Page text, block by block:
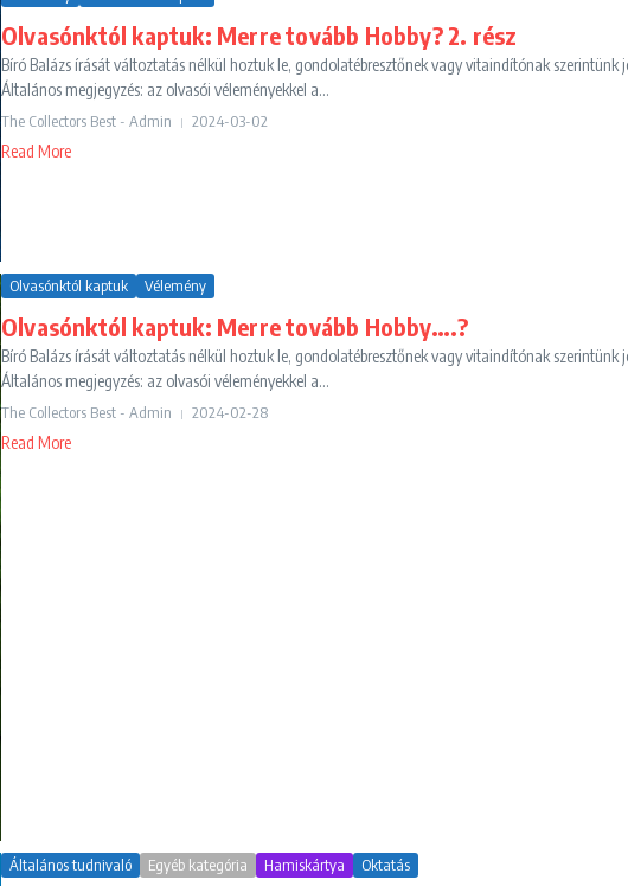
Olvasónktól kaptuk: Merre tovább Hobby? 2. rész
Bíró Balázs írását változtatás nélkül hoztuk le, gondolatébresztőnek vagy vitaindítónak szerintünk
Általános megjegyzés: az olvasói véleményekkel a...
The Collectors Best - Admin 2024-03-02
Read More
Olvasónktól kaptuk Vélemény
Olvasónktól kaptuk: Merre tovább Hobby….?
Bíró Balázs írását változtatás nélkül hoztuk le, gondolatébresztőnek vagy vitaindítónak szerintünk
Általános megjegyzés: az olvasói véleményekkel a...
The Collectors Best - Admin 2024-02-28
Read More
Általános tudnivaló Egyéb kategória Hamiskártya Oktatás